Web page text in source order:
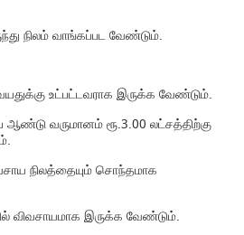
நிலம் வாங்கப்பட வேண்டும்.
உட்பட்டவராக இருக்க வேண்டும்.
ஆண்டு வருமானம் ரூ.3.00 லட்சத்திற்கு
நிலத்தையும் சொந்தமாக
விவசாயமாக இருக்க வேண்டும்.